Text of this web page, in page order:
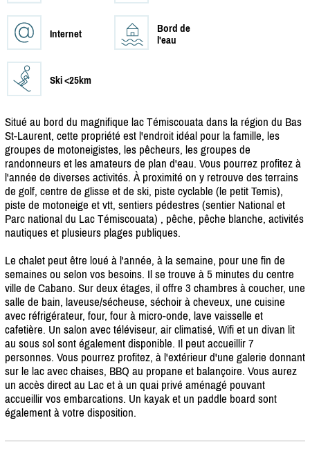
Internet
Bord de
l'eau
Ski <25km
Situé au bord du magnifique lac Témiscouata dans la région du Bas
St-Laurent, cette propriété est l'endroit idéal pour la famille, les
groupes de motoneigistes, les pêcheurs, les groupes de
randonneurs et les amateurs de plan d'eau. Vous pourrez profitez à
l'année de diverses activités. À proximité on y retrouve des terrains
de golf, centre de glisse et de ski, piste cyclable (le petit Temis),
piste de motoneige et vtt, sentiers pédestres (sentier National et
Parc national du Lac Témiscouata) , pêche, pêche blanche, activités
nautiques et plusieurs plages publiques.
Le chalet peut être loué à l'année, à la semaine, pour une fin de
semaines ou selon vos besoins. Il se trouve à 5 minutes du centre
ville de Cabano. Sur deux étages, il offre 3 chambres à coucher, une
salle de bain, laveuse/sécheuse, séchoir à cheveux, une cuisine
avec réfrigérateur, four, four à micro-onde, lave vaisselle et
cafetière. Un salon avec téléviseur, air climatisé, Wifi et un divan lit
au sous sol sont également disponible. Il peut accueillir 7
personnes. Vous pourrez profitez, à l'extérieur d'une galerie donnant
sur le lac avec chaises, BBQ au propane et balançoire. Vous aurez
un accès direct au Lac et à un quai privé aménagé pouvant
accueillir vos embarcations. Un kayak et un paddle board sont
également à votre disposition.